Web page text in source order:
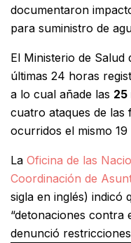
documentaron
para suministro de
El Ministerio de Salud
últimas 24 horas
a lo cual añade las 25
cuatro ataques de las
ocurridos el mismo
La Oficina de las
Coordinación de
sigla en inglés) indicó
“detonaciones contra
denunció